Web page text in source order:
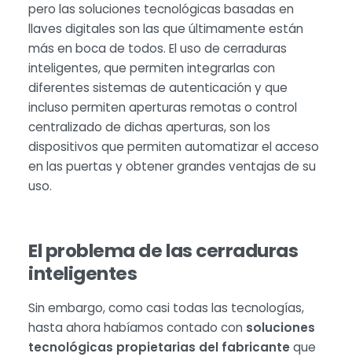
pero las soluciones tecnológicas basadas en
llaves digitales son las que últimamente están
más en boca de todos. El uso de cerraduras
inteligentes, que permiten integrarlas con
diferentes sistemas de autenticación y que
incluso permiten aperturas remotas o control
centralizado de dichas aperturas, son los
dispositivos que permiten automatizar el acceso
en las puertas y obtener grandes ventajas de su
uso.
El problema de las cerraduras
inteligentes
Sin embargo, como casi todas las tecnologías,
hasta ahora habíamos contado con soluciones
tecnológicas propietarias del fabricanteque